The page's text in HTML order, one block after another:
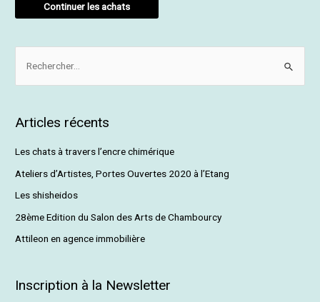
Continuer les achats
e
h
e
r
:
Articles récents
Les chats à travers l’encre chimérique
Ateliers d’Artistes, Portes Ouvertes 2020 à l’Etang
Les shisheidos
28ème Edition du Salon des Arts de Chambourcy
Attileon en agence immobilière
Inscription à la Newsletter